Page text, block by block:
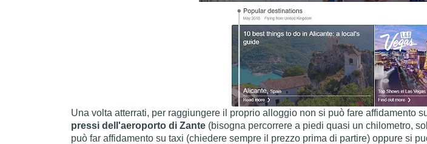
Una volta atterrati, per raggiungere il proprio alloggio non si può fare affidamento
pressi dell'aeroporto di Zante (bisogna percorrere a piedi quasi un chilometro,
può far affidamento su taxi (chiedere sempre il prezzo prima di partire) oppure si